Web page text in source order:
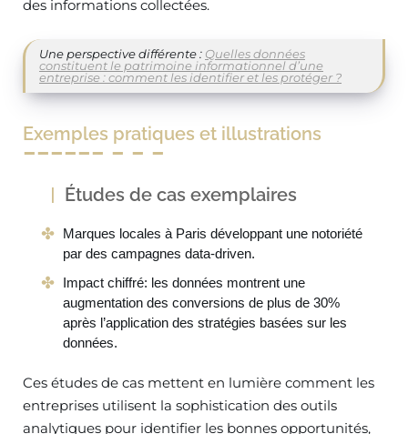
des informations collectées.
Une perspective différente : Quelles données
constituent le patrimoine informationnel d’une
entreprise : comment les identifier et les protéger ?
Exemples pratiques et illustrations
Études de cas exemplaires
Marques locales à Paris développant une notoriété
par des campagnes data-driven.
Impact chiffré: les données montrent une
augmentation des conversions de plus de 30%
après l’application des stratégies basées sur les
données.
Ces études de cas mettent en lumière comment les
entreprises utilisent la sophistication des outils
analytiques pour identifier les bonnes opportunités,